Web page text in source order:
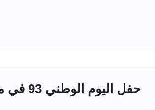
حفل اليوم الوطني 93 في محافظة عريعرة